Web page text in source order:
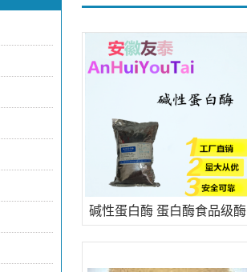
碱性蛋白酶 蛋白酶食品级酶
制剂洗涤用1千克/袋现货